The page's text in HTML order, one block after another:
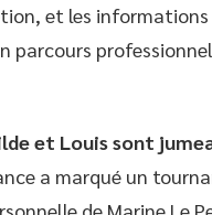
et les
parcours
et Louis sont
a marqué un